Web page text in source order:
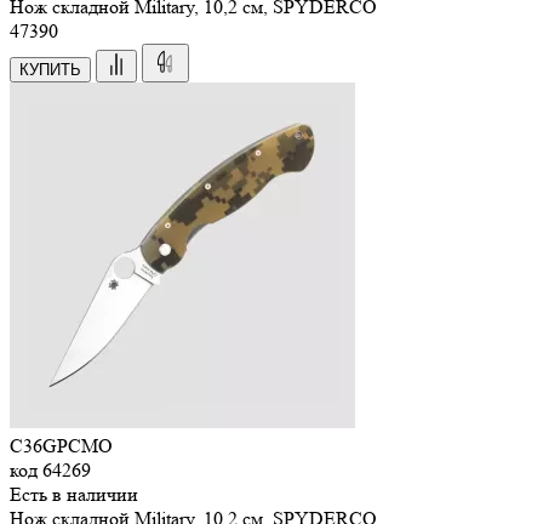
Нож складной Military, 10,2 см, SPYDERCO
47390
КУПИТЬ
C36GPCMO
код 64269
Есть в наличии
Нож складной Military, 10,2 см, SPYDERCO